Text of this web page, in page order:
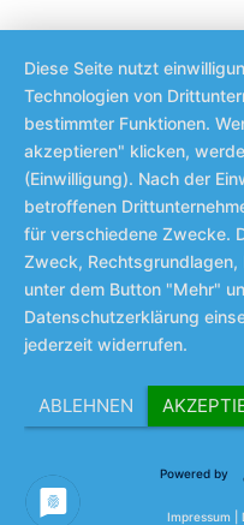
Diese Seite nutzt
Technologien von
bestimmter Funktionen.
akzeptieren" klicken,
(Einwilligung). Nach der
betroffenen
für verschiedene Zwecke.
Zweck, Rechtsgrundlagen,
unter dem Button "Mehr"
Datenschutzerklärung
jederzeit widerrufen.
ABLEHNEN
Powered by
Impressum